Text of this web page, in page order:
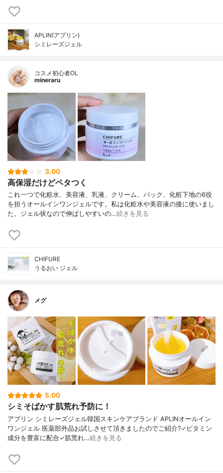
APLIN(アプリン)
シミレーズジェル
コスメ初心者OL
mineraru
3.00
高保湿だけどペタつく
これ一つで化粧水、美容液、乳液、クリーム、パック、化粧下地の6役
を担うオールインワンジェルです。私は化粧水や美容液の後に使いまし
た。ジェル状なので伸ばしやすいの…続きを見る
CHIFURE
うるおい ジェル
メグ
5.00
シミそばかす肌荒れ予防に！
アプリン シミレーズジェル韓国スキンケアブランド APLINオールイン
ワンジェル 医薬部外品お試しさせて頂きましたのでご紹介?✓ビタミン
成分を豊富に配合✓肌荒れ…続きを見る